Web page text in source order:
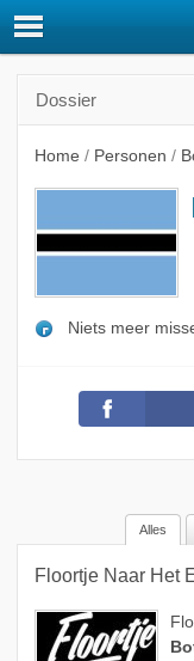
Dossier
Home / Personen /
Niets meer
Alles